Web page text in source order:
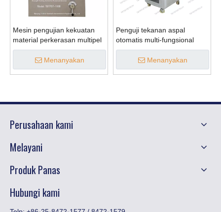
Mesin pengujian kekuatan
material perkerasan multipel
Menanyakan
Penguji tekanan aspal
otomatis multi-fungsional
Menanyakan
Perusahaan kami
Melayani
Produk Panas
Hubungi kami